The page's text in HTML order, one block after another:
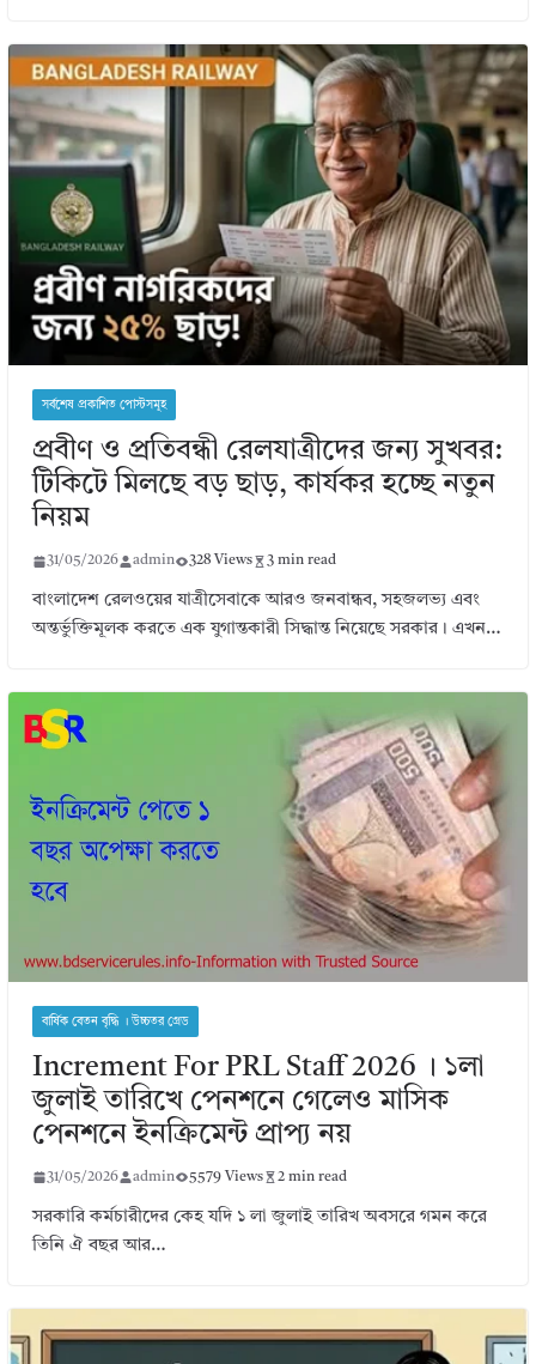
সর্বশেষ প্রকাশিত পোস্টসমূহ
প্রবীণ ও প্রতিবন্ধী রেলযাত্রীদের জন্য সুখবর:
টিকিটে মিলছে বড় ছাড়, কার্যকর হচ্ছে নতুন
নিয়ম
31/05/2026 admin 328 Views 3 min read
বাংলাদেশ রেলওয়ের যাত্রীসেবাকে আরও জনবান্ধব, সহজলভ্য এবং
অন্তর্ভুক্তিমূলক করতে এক যুগান্তকারী সিদ্ধান্ত নিয়েছে সরকার। এখন…
বার্ষিক বেতন বৃদ্ধি । উচ্চতর গ্রেড
Increment For PRL Staff 2026 । ১লা
জুলাই তারিখে পেনশনে গেলেও মাসিক
পেনশনে ইনক্রিমেন্ট প্রাপ্য নয়
31/05/2026 admin 5579 Views 2 min read
সরকারি কর্মচারীদের কেহ যদি ১ লা জুলাই তারিখ অবসরে গমন করে
তিনি ঐ বছর আর…